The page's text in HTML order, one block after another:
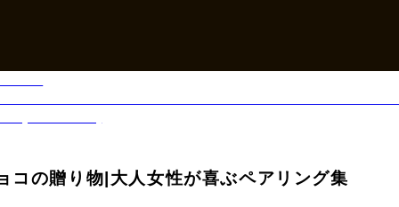
コの贈り物|大人女性が喜ぶペアリング集